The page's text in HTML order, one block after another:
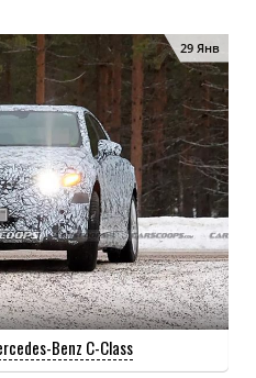
29 Янв
Benz C-Class